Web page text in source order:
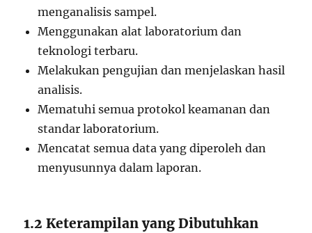
menganalisis sampel.
Menggunakan alat laboratorium dan
teknologi terbaru.
Melakukan pengujian dan menjelaskan hasil
analisis.
Mematuhi semua protokol keamanan dan
standar laboratorium.
Mencatat semua data yang diperoleh dan
menyusunnya dalam laporan.
1.2 Keterampilan yang Dibutuhkan